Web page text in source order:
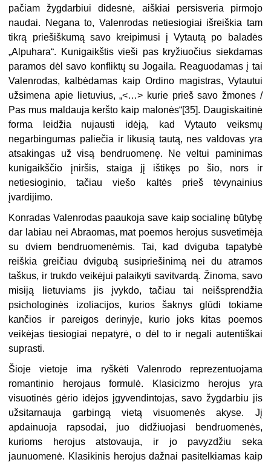
pačiam žygdarbiui didesnė, aiškiai persisveria pirmojo
naudai. Negana to, Valenrodas netiesiogiai išreiškia tam
tikrą priešiškumą savo kreipimusi į Vytautą po baladės
„Alpuhara“. Kunigaikštis vieši pas kryžiuočius siekdamas
paramos dėl savo konfliktų su Jogaila. Reaguodamas į tai
Valenrodas, kalbėdamas kaip Ordino magistras, Vytautui
užsimena apie lietuvius, „<…> kurie prieš savo žmones /
Pas mus maldauja keršto kaip malonės“[35]. Daugiskaitinė
forma leidžia nujausti idėją, kad Vytauto veiksmų
negarbingumas paliečia ir likusią tautą, nes valdovas yra
atsakingas už visą bendruomenę. Ne veltui paminimas
kunigaikščio įniršis, staiga jį ištikęs po šio, nors ir
netiesioginio, tačiau viešo kaltės prieš tėvynainius
įvardijimo.
Konradas Valenrodas paaukoja save kaip socialinę būtybę
dar labiau nei Abraomas, mat poemos herojus susvetimėja
su dviem bendruomenėmis. Tai, kad dviguba tapatybė
reiškia greičiau dvigubą susipriešinimą nei du atramos
taškus, ir trukdo veikėjui palaikyti savitvardą. Žinoma, savo
misiją lietuviams jis įvykdo, tačiau tai neišsprendžia
psichologinės izoliacijos, kurios šaknys glūdi tokiame
kančios ir pareigos derinyje, kurio joks kitas poemos
veikėjas tiesiogiai nepatyrė, o dėl to ir negali autentiškai
suprasti.
Šioje vietoje ima ryškėti Valenrodo reprezentuojama
romantinio herojaus formulė. Klasicizmo herojus yra
visuotinės gėrio idėjos įgyvendintojas, savo žygdarbiu jis
užsitarnauja garbingą vietą visuomenės akyse. Jį
apdainuoja rapsodai, juo didžiuojasi bendruomenės,
kurioms herojus atstovauja, ir jo pavyzdžiu seka
jaunuomenė. Klasikinis herojus dažnai pasitelkiamas kaip